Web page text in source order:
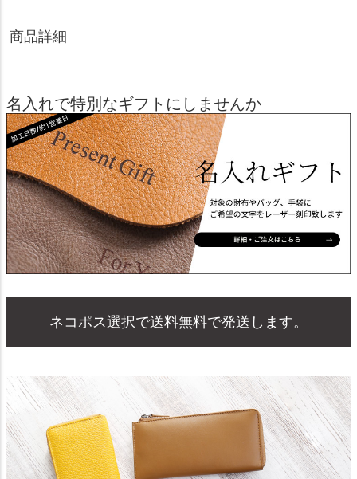
商品詳細
名入れで特別なギフトにしませんか
ネコポス選択で送料無料で発送します。